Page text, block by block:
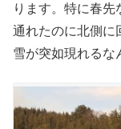
ります。特に春
通れたのに北側に
雪が突如現れるな